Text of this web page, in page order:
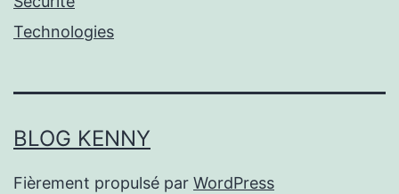
Technologies
BLOG KENNY
Fièrement propulsé par WordPress